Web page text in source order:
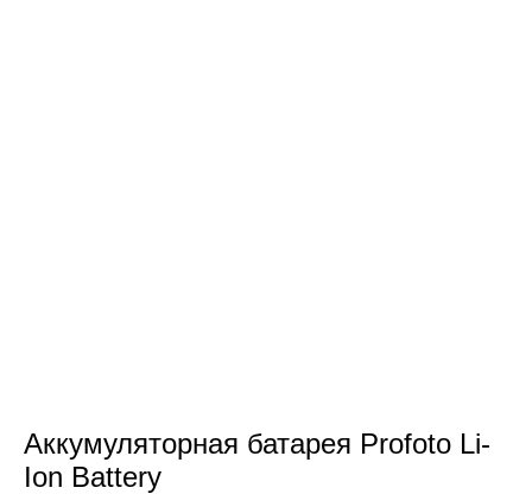
Аккумуляторная батарея Profoto Li-
Ion Battery